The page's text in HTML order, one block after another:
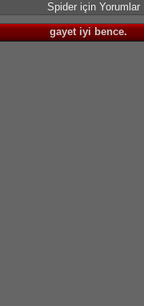
Spider için Yorumlar
gayet iyi bence.